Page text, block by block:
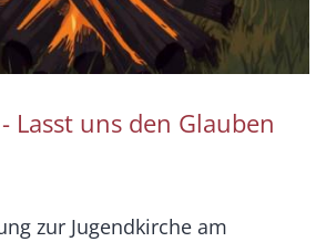
Lasst uns den Glauben
zur Jugendkirche am